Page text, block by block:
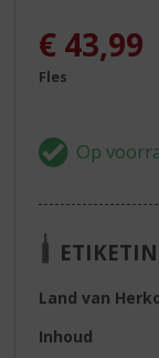
€ 43,99
Fles
Land van
Inhoud